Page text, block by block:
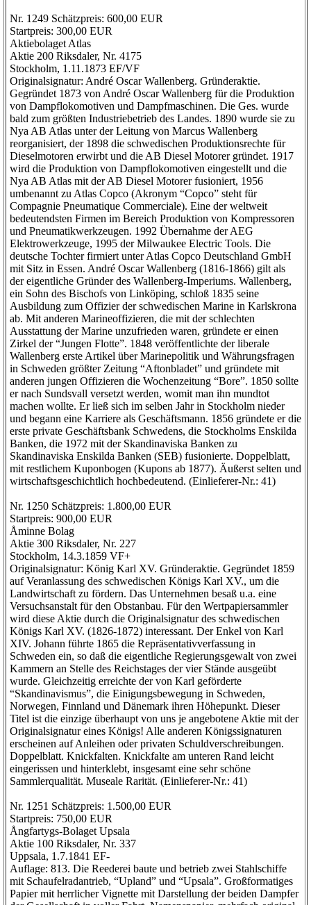
Nr. 1249 Schätzpreis: 600,00 EUR
Startpreis: 300,00 EUR
Aktiebolaget Atlas
Aktie 200 Riksdaler, Nr. 4175
Stockholm, 1.11.1873 EF/VF
Originalsignatur: André Oscar Wallenberg. Gründeraktie.
Gegründet 1873 von André Oscar Wallenberg für die Produktion
von Dampflokomotiven und Dampfmaschinen. Die Ges. wurde
bald zum größten Industriebetrieb des Landes. 1890 wurde sie zu
Nya AB Atlas unter der Leitung von Marcus Wallenberg
reorganisiert, der 1898 die schwedischen Produktionsrechte für
Dieselmotoren erwirbt und die AB Diesel Motorer gründet. 1917
wird die Produktion von Dampflokomotiven eingestellt und die
Nya AB Atlas mit der AB Diesel Motorer fusioniert, 1956
umbenannt zu Atlas Copco (Akronym “Copco” steht für
Compagnie Pneumatique Commerciale). Eine der weltweit
bedeutendsten Firmen im Bereich Produktion von Kompressoren
und Pneumatikwerkzeugen. 1992 Übernahme der AEG
Elektrowerkzeuge, 1995 der Milwaukee Electric Tools. Die
deutsche Tochter firmiert unter Atlas Copco Deutschland GmbH
mit Sitz in Essen. André Oscar Wallenberg (1816-1866) gilt als
der eigentliche Gründer des Wallenberg-Imperiums. Wallenberg,
ein Sohn des Bischofs von Linköping, schloß 1835 seine
Ausbildung zum Offizier der schwedischen Marine in Karlskrona
ab. Mit anderen Marineoffizieren, die mit der schlechten
Ausstattung der Marine unzufrieden waren, gründete er einen
Zirkel der “Jungen Flotte”. 1848 veröffentlichte der liberale
Wallenberg erste Artikel über Marinepolitik und Währungsfragen
in Schweden größter Zeitung “Aftonbladet” und gründete mit
anderen jungen Offizieren die Wochenzeitung “Bore”. 1850 sollte
er nach Sundsvall versetzt werden, womit man ihn mundtot
machen wollte. Er ließ sich im selben Jahr in Stockholm nieder
und begann eine Karriere als Geschäftsmann. 1856 gründete er die
erste private Geschäftsbank Schwedens, die Stockholms Enskilda
Banken, die 1972 mit der Skandinaviska Banken zu
Skandinaviska Enskilda Banken (SEB) fusionierte. Doppelblatt,
mit restlichem Kuponbogen (Kupons ab 1877). Äußerst selten und
wirtschaftsgeschichtlich hochbedeutend. (Einlieferer-Nr.: 41)
Nr. 1250 Schätzpreis: 1.800,00 EUR
Startpreis: 900,00 EUR
Åminne Bolag
Aktie 300 Riksdaler, Nr. 227
Stockholm, 14.3.1859 VF+
Originalsignatur: König Karl XV. Gründeraktie. Gegründet 1859
auf Veranlassung des schwedischen Königs Karl XV., um die
Landwirtschaft zu fördern. Das Unternehmen besaß u.a. eine
Versuchsanstalt für den Obstanbau. Für den Wertpapiersammler
wird diese Aktie durch die Originalsignatur des schwedischen
Königs Karl XV. (1826-1872) interessant. Der Enkel von Karl
XIV. Johann führte 1865 die Repräsentativverfassung in
Schweden ein, so daß die eigentliche Regierungsgewalt von zwei
Kammern an Stelle des Reichstages der vier Stände ausgeübt
wurde. Gleichzeitig erreichte der von Karl geförderte
“Skandinavismus”, die Einigungsbewegung in Schweden,
Norwegen, Finnland und Dänemark ihren Höhepunkt. Dieser
Titel ist die einzige überhaupt von uns je angebotene Aktie mit der
Originalsignatur eines Königs! Alle anderen Königssignaturen
erscheinen auf Anleihen oder privaten Schuldverschreibungen.
Doppelblatt. Knickfalten. Knickfalte am unteren Rand leicht
eingerissen und hinterklebt, insgesamt eine sehr schöne
Sammlerqualität. Museale Rarität. (Einlieferer-Nr.: 41)
Nr. 1251 Schätzpreis: 1.500,00 EUR
Startpreis: 750,00 EUR
Ångfartygs-Bolaget Upsala
Aktie 100 Riksdaler, Nr. 337
Uppsala, 1.7.1841 EF-
Auflage: 813. Die Reederei baute und betrieb zwei Stahlschiffe
mit Schaufelradantrieb, “Upland” und “Upsala”. Großformatiges
Papier mit herrlicher Vignette mit Darstellung der beiden Dampfer